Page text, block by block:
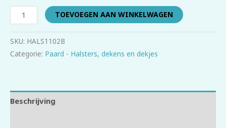
TOEVOEGEN AAN WINKELWAGEN
SKU: HALS1102B
Categorie: Paard - Halsters, dekens en dekjes
Beschrijving